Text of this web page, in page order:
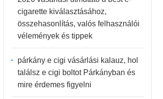
cigarette kiválasztásához,
összehasonlítás, valós felhasználói
vélemények és tippek
párkány e cigi vásárlási kalauz, hol
találsz e cigi boltot Párkányban és
mire érdemes figyelni